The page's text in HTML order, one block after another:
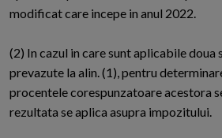
modificat care incepe in anul 2022.
(2) In cazul in care sunt aplicabile doua
prevazute la alin. (1), pentru
procentele corespunzatoare acestora
rezultata se aplica asupra impozitului.